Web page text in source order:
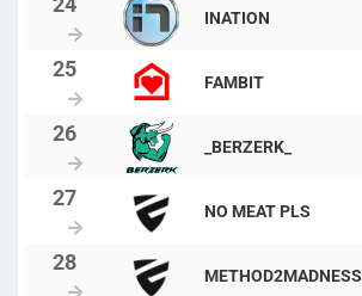
INATION
FAMBIT
_BERZERK_
NO MEAT PLS
METHOD2MADNESS